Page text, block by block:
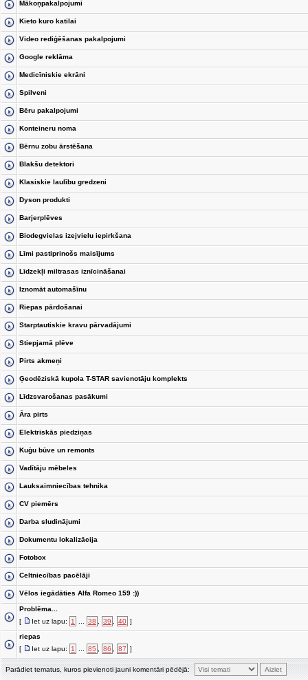
Mākoņpakalpojumi
Kieto kuro katilai
Video rediģēšanas pakalpojumi
Google reklāma
Medicīniskie ekrāni
Spilveni
Bēru pakalpojumi
Konteineru noma
Bērnu zobu ārstēšana
Blakšu detektori
Klasiskie laulību gredzeni
Dyson produkti
Barjerplēves
Biodegvielas izejvielu iepirkšana
Līmi pastiprinošs maisījums
Līdzekļi miltrasas iznīcināšanai
Iznomāt automašīnu
Riepas pārdošanai
Starptautiskie kravu pārvadājumi
Stiepjamā plēve
Pirts akmeņi
Ģeodēziskā kupola T-STAR savienotāju komplekts
Līdzsvarošanas pasākumi
Āra pirts
Elektriskās piedziņas
Kuģu būve un remonts
Vadītāju mēbeles
Lauksaimniecības tehnika
CV piemērs
Darba sludinājumi
Dokumentu lokalizācija
Fotobox
Celtniecības pacēlāji
Vēlos iegādāties Alfa Romeo 159 :))
Problēma...
[
Iet uz lapu: 1 38 39 40 ]
riepas
[
Iet uz lapu: 1 85 86 87 ]
Parādiet tematus, kuros pievienoti jauni komentāri pēdējā: